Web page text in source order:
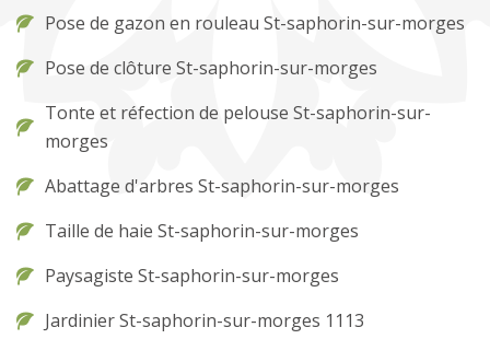
Pose de gazon en rouleau St-saphorin-sur-morges
Pose de clôture St-saphorin-sur-morges
Tonte et réfection de pelouse St-saphorin-sur-
morges
Abattage d'arbres St-saphorin-sur-morges
Taille de haie St-saphorin-sur-morges
Paysagiste St-saphorin-sur-morges
Jardinier St-saphorin-sur-morges 1113